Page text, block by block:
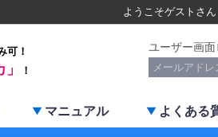
ようこそゲスト さん
可！
！
ユーザー画
マニュアル よくある